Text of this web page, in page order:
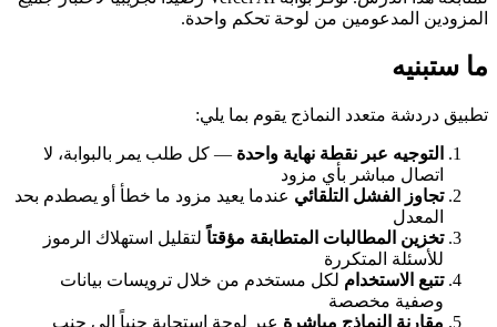
المزودين المدعومين من لوحة تحكم واحدة.
ما ستبنيه
تطبيق دردشة متعدد النماذج يقوم بما يلي:
التوجيه عبر نقطة نهاية واحدة— كل طلب يمر بالبوابة، لا
اتصال مباشر بأي مزود
تجاوز الفشل التلقائي عندما يعيد مزود ما خطأ أو يصطدم بحد
المعدل
تخزين المطالبات المتطابقة مؤقتاًلتقليل استهلاك الرموز
للأسئلة المتكررة
تتبع الاستخداملكل مستخدم من خلال ترويسات بيانات
وصفية مخصصة
مقارنة النماذج مباشرة عبر لوحة استجابة جنباً إلى جنب